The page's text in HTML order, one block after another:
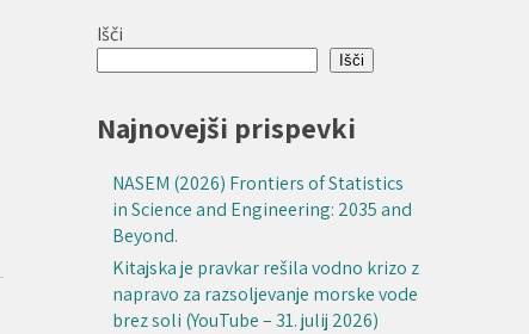
Išči
Išči
Najnovejši prispevki
NASEM (2026) Frontiers of Statistics
in Science and Engineering: 2035 and
Beyond.
Kitajska je pravkar rešila vodno krizo z
napravo za razsoljevanje morske vode
brez soli (YouTube – 31. julij 2026)